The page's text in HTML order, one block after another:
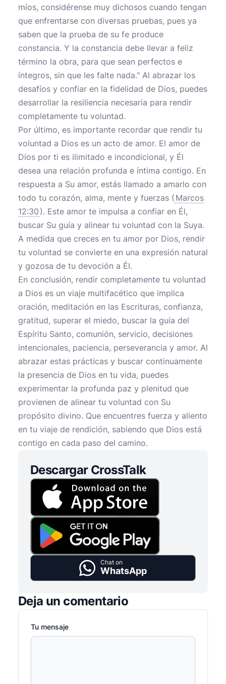
míos, considérense muy dichosos cuando tengan
que enfrentarse con diversas pruebas, pues ya
saben que la prueba de su fe produce
constancia. Y la constancia debe llevar a feliz
término la obra, para que sean perfectos e
íntegros, sin que les falte nada." Al abrazar los
desafíos y confiar en la fidelidad de Dios, puedes
desarrollar la resiliencia necesaria para rendir
completamente tu voluntad.
Por último, es importante recordar que rendir tu
voluntad a Dios es un acto de amor. El amor de
Dios por ti es ilimitado e incondicional, y Él
desea una relación profunda e íntima contigo. En
respuesta a Su amor, estás llamado a amarlo con
todo tu corazón, alma, mente y fuerzas ( Marcos
12:30 ). Este amor te impulsa a confiar en Él,
buscar Su guía y alinear tu voluntad con la Suya.
A medida que creces en tu amor por Dios, rendir
tu voluntad se convierte en una expresión natural
y gozosa de tu devoción a Él.
En conclusión, rendir completamente tu voluntad
a Dios es un viaje multifacético que implica
oración, meditación en las Escrituras, confianza,
gratitud, superar el miedo, buscar la guía del
Espíritu Santo, comunión, servicio, decisiones
intencionales, paciencia, perseverancia y amor. Al
abrazar estas prácticas y buscar continuamente
la presencia de Dios en tu vida, puedes
experimentar la profunda paz y plenitud que
provienen de alinear tu voluntad con Su
propósito divino. Que encuentres fuerza y aliento
en tu viaje de rendición, sabiendo que Dios está
contigo en cada paso del camino.
Descargar CrossTalk
Chat on
WhatsApp
Deja un comentario
Tu mensaje